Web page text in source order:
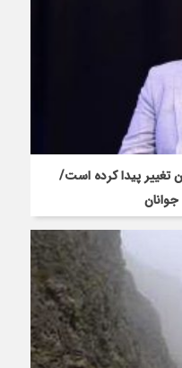
تغییر پیدا کرده است/